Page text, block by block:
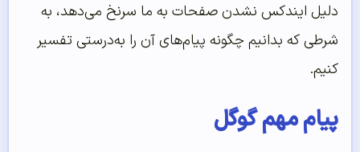
دلیل ایندکس نشدن صفحات به ما سرنخ می‌دهد، به
شرطی که بدانیم چگونه پیام‌های آن را به‌درستی تفسیر
کنیم.
پیام مهم گوگل